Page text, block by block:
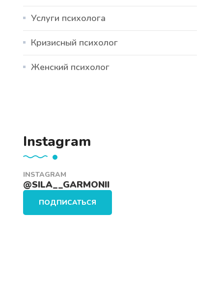
Услуги психолога
Кризисный психолог
Женский психолог
Instagram
INSTAGRAM
@SILA__GARMONII
ПОДПИСАТЬСЯ